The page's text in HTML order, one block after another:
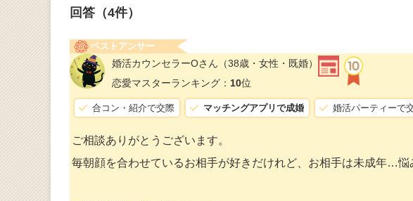
回答（4件）
ベストアンサー
婚活カウンセラーOさん （38歳・女性・既婚）
恋愛マスターランキング： 10位
合コン・紹介で交際 マッチングアプリで成婚 婚活パーティーで
ご相談ありがとうございます。
毎朝顔を合わせているお相手が好きだけれど、お相手は未成年…悩